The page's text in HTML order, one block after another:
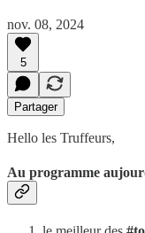
nov. 08, 2024
5
Partager
Hello les Truffeurs,
Au programme